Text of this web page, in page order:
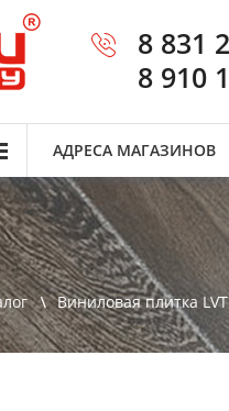
8 831
8 910
АДРЕСА МАГАЗИНОВ
Виниловая плитка LVT